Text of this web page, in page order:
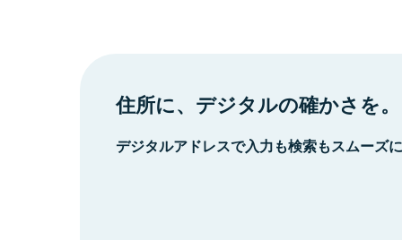
住所に、デジタルの確かさを。
デジタルアドレスで入力も検索もスムーズ